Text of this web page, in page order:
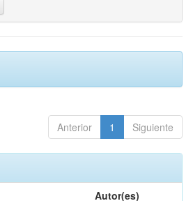
Anterior 1 Siguiente
Autor(es)